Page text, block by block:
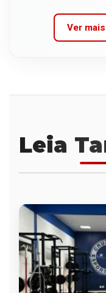
Ver
Leia